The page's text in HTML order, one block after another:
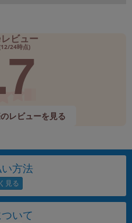
レビュー
24時点)
レビューを見る
方法
いて